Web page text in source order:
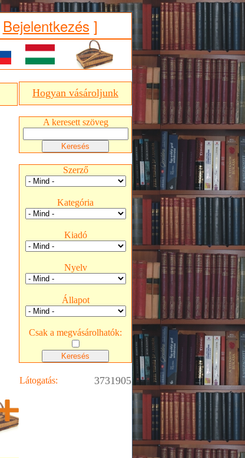
Bejelentkezés ]
Hogyan vásároljunk
A keresett szöveg
Szerző
Kategória
Kiadó
Nyelv
Állapot
Csak a megvásárolhatók:
Látogatás: 3731905